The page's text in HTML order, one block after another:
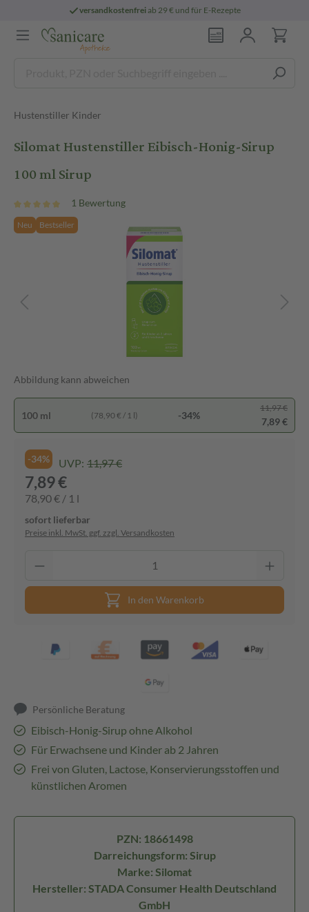
versandkostenfreiab 29 € und für E-Rezepte
Hustenstiller Kinder
Silomat Hustenstiller Eibisch-Honig-Sirup
100 ml Sirup
1 Bewertung
Neu Bestseller
Abbildung kann abweichen
100 ml (78,90 € / 1 l) -34%
11,97 €
7,89 €
-34% UVP: 11,97 €
7,89 €
78,90 € / 1 l
sofort lieferbar
Preise inkl. MwSt. ggf. zzgl. Versandkosten
In den Warenkorb
Persönliche Beratung
Eibisch-Honig-Sirup ohne Alkohol
Für Erwachsene und Kinder ab 2 Jahren
Frei von Gluten, Lactose, Konservierungsstoffen und
künstlichen Aromen
PZN: 18661498
Darreichungsform: Sirup
Marke: Silomat
Hersteller: STADA Consumer Health Deutschland
GmbH